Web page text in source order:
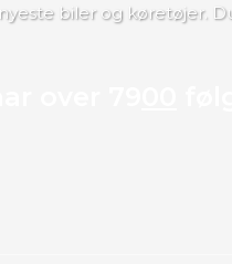
nyeste biler og køretøjer.